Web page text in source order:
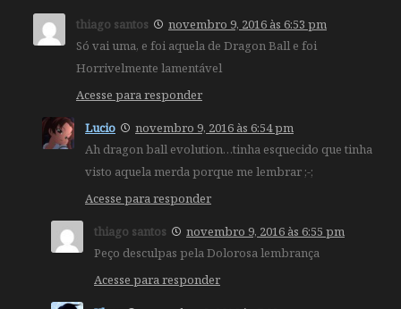
thiago santos
novembro 9, 2016 às 6:53 pm
Só vai uma, e foi aquela de Dragon Ball e foi
Horrivelmente lamentável
Acesse para responder
Lucio
novembro 9, 2016 às 6:54 pm
Ah dragon ball evolution…tinha esquecido que tinha
visto aquela merda porque me lembrar ;-;
Acesse para responder
thiago santos
novembro 9, 2016 às 6:55 pm
Peço desculpas pela Dolorosa lembrança
Acesse para responder